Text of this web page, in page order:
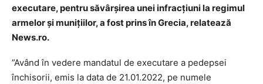
executare, pentru săvârşirea unei infracţiuni la regimul
armelor şi muniţiilor, a fost prins în Grecia, relatează
News.ro.
”Având în vedere mandatul de executare a pedepsei
închisorii, emis la data de 21.01.2022, pe numele